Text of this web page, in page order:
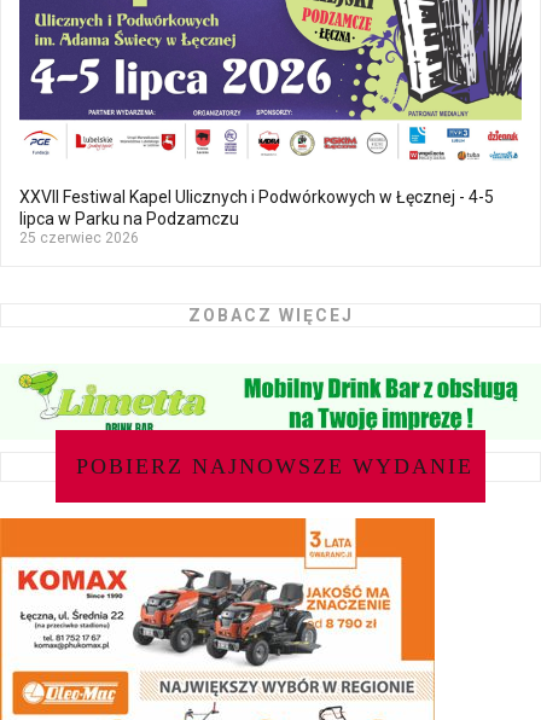
XXVII Festiwal Kapel Ulicznych i Podwórkowych w Łęcznej - 4-5
lipca w Parku na Podzamczu
25 czerwiec 2026
ZOBACZ WIĘCEJ
POBIERZ NAJNOWSZE WYDANIE